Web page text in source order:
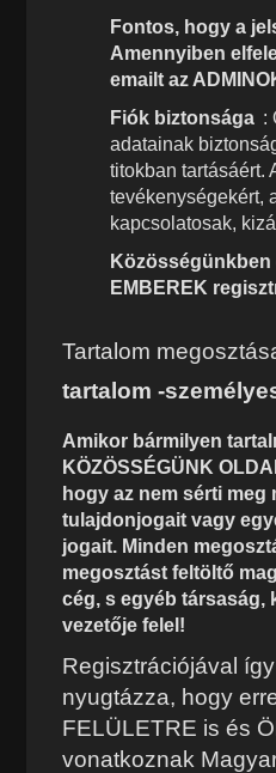
Fontos, hogy a
Amennyiben
emailt az
Fiók biztonsága :
adatainak
titokban tartásáért.
tevékenységekért,
kapcsolatosak,
EMBEREK
Tartalom
tartalom -
Amikor bármilyen
KÖZÖSSÉGÜNK
hogy az nem sérti meg
tulajdonjogait vagy
jogait. Minden
megosztást feltöltő
cég, s egyéb társaság,
vezetője felel!
Regisztrációjával
nyugtázza, hogy
FELÜLETRE is és
vonatkoznak